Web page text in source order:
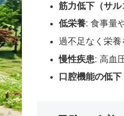
筋力低下（サル
低栄養: 食事量
過不足なく栄養
慢性疾患: 高血
口腔機能の低下